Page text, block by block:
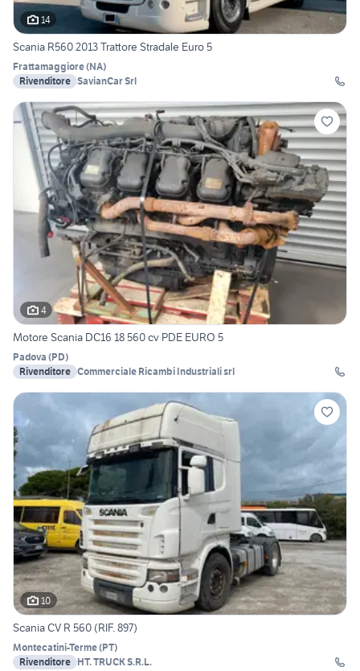
14
Scania R560 2013 Trattore Stradale Euro 5
Frattamaggiore(NA)
Rivenditore SavianCar Srl
4
Motore Scania DC16 18 560 cv PDE EURO 5
Padova (PD)
Rivenditore Commerciale Ricambi Industriali srl
10
Scania CV R 560 (RIF. 897)
Montecatini-Terme(PT)
Rivenditore HT. TRUCK S.R.L.